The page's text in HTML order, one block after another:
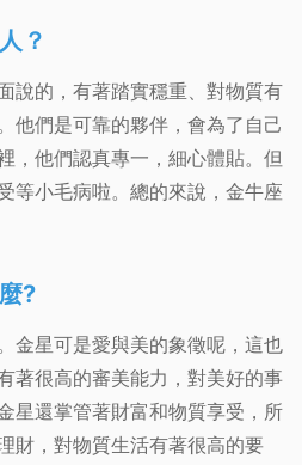
？
說的，有著踏實穩重、對物質有
他們是可靠的夥伴，會為了自己
，他們認真專一，細心體貼。但
等小毛病啦。總的來說，金牛座
?
金星可是愛與美的象徵呢，這也
著很高的審美能力，對美好的事
星還掌管著財富和物質享受，所
財，對物質生活有著很高的要